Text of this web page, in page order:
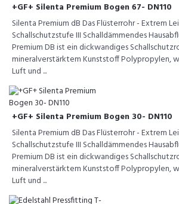
+GF+ Silenta Premium Bogen 67- DN110
Silenta Premium dB Das Flüsterrohr - Extrem
Schallschutzstufe III Schalldämmendes
Premium DB ist ein dickwandiges
mineralverstärktem Kunststoff Polypropylen,
Luft und ...
+GF+ Silenta Premium Bogen 30- DN110
Silenta Premium dB Das Flüsterrohr - Extrem
Schallschutzstufe III Schalldämmendes
Premium DB ist ein dickwandiges
mineralverstärktem Kunststoff Polypropylen,
Luft und ...